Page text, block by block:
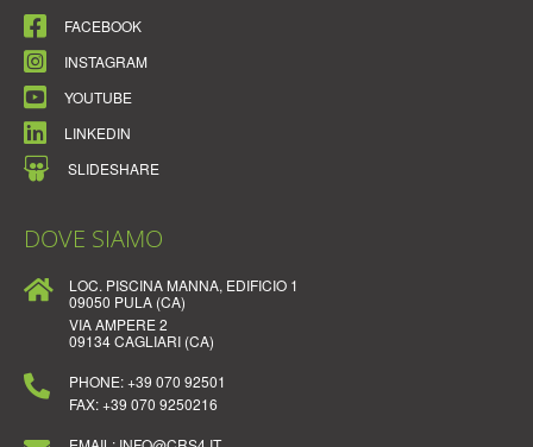
FACEBOOK
INSTAGRAM
YOUTUBE
LINKEDIN
SLIDESHARE
DOVE SIAMO
LOC. PISCINA MANNA, EDIFICIO 1
09050 PULA (CA)
VIA AMPERE 2
09134 CAGLIARI (CA)
PHONE:+39 070 92501
FAX:+39 070 9250216